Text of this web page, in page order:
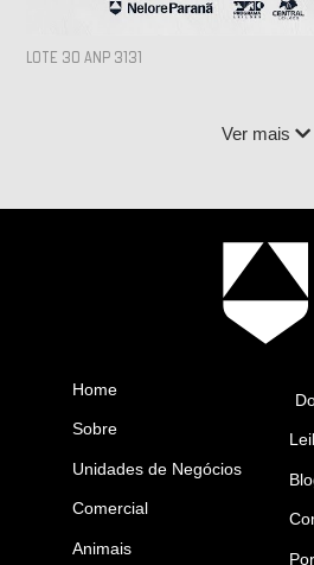
LOTE 30 ANP 3131
Ver mais
Home
Sobre
Unidades de Negócios
Comercial
Animais